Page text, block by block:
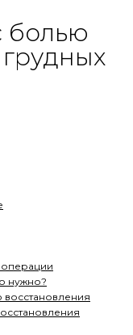
болью
нужно?
восстановления